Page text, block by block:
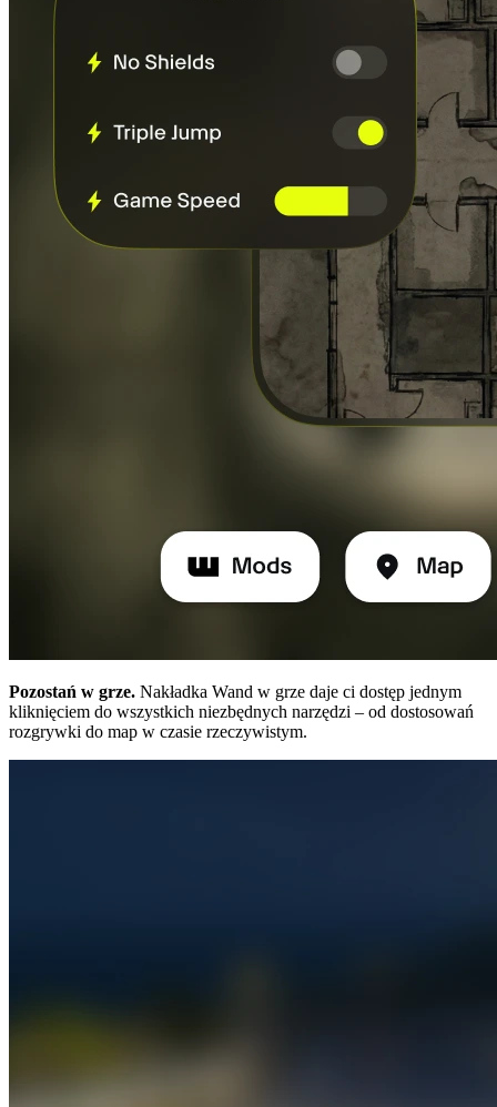
Pozostań w grze. Nakładka Wand w grze daje ci dostęp jednym
kliknięciem do wszystkich niezbędnych narzędzi – od dostosowań
rozgrywki do map w czasie rzeczywistym.